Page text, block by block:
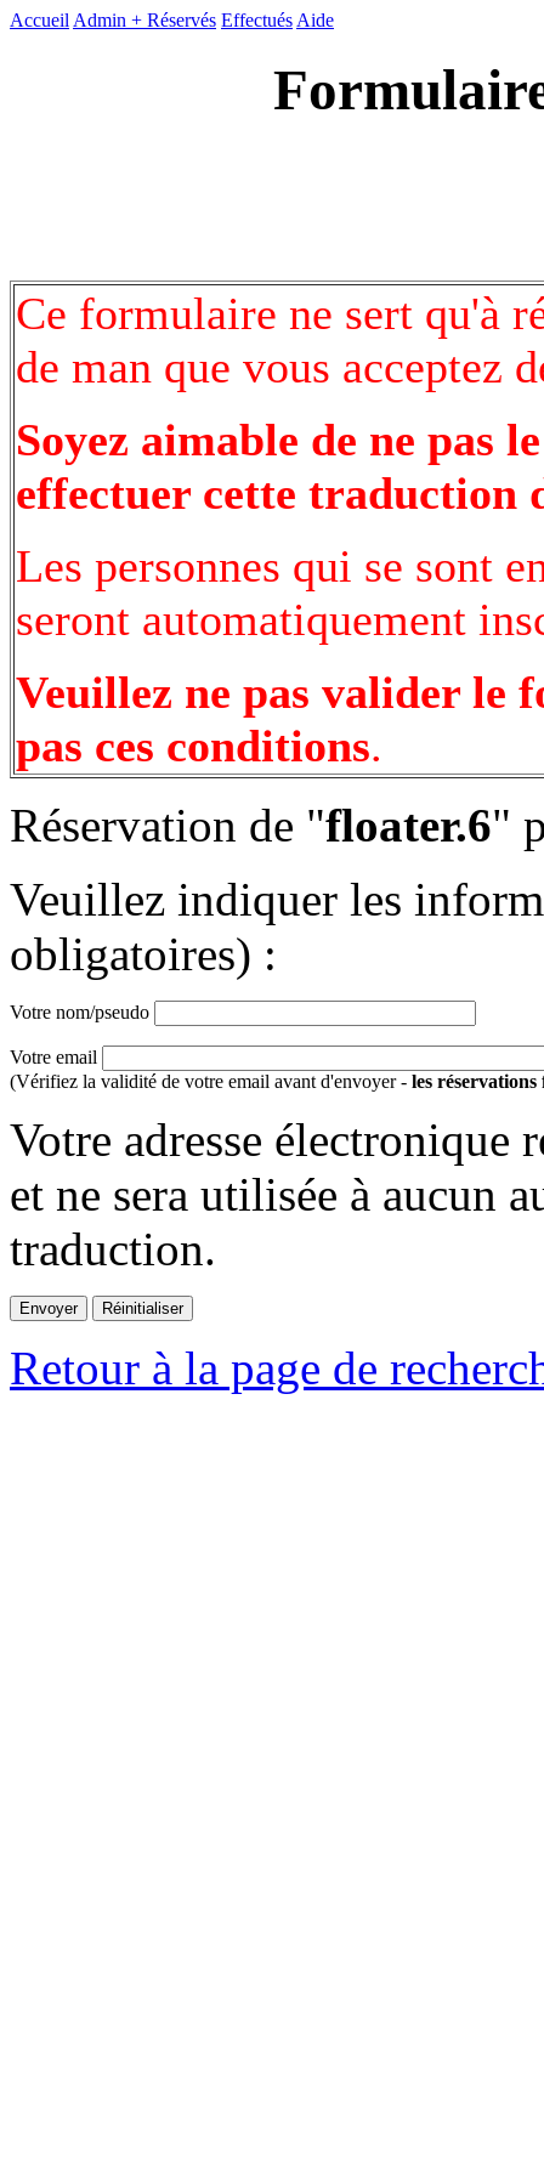
Accueil Admin + Réservés Effectués Aide
Ce formulaire ne sert qu'à
de man que vous acceptez
Soyez aimable de ne pas
effectuer cette traduction
Les personnes qui se sont
seront automatiquement
Veuillez ne pas valider le
pas ces conditions.
Réservation de "floater.6"
Veuillez indiquer les
obligatoires) :
Votre nom/pseudo
Votre email
(Vérifiez la validité de votre email avant d'envoyer - les réservations
Votre adresse électronique
et ne sera utilisée à aucun
traduction.
Retour à la page de